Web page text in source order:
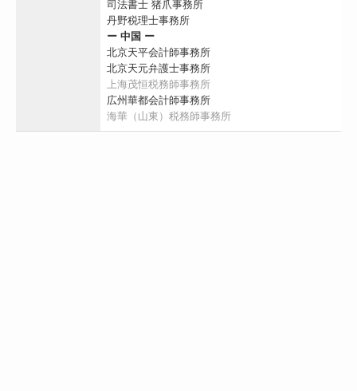
司法書士 猪爪事務所
丹野税理士事務所
ー 中国 ー
北京天平会計師事務所
北京天元弁護士事務所
上海茂恒税務師事務所
広州華都会計師事務所
海華（山東）税務師事務所